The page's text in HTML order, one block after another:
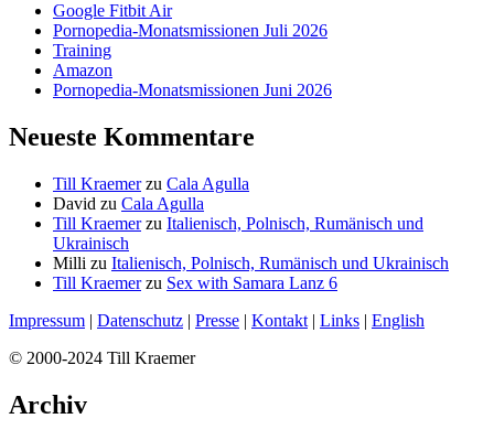
Google Fitbit Air
Pornopedia-Monatsmissionen Juli 2026
Training
Amazon
Pornopedia-Monatsmissionen Juni 2026
Neueste Kommentare
Till Kraemerzu Cala Agulla
David zu Cala Agulla
Till Kraemerzu Italienisch, Polnisch, Rumänisch und
Ukrainisch
Milli zu Italienisch, Polnisch, Rumänisch und Ukrainisch
Till Kraemerzu Sex with Samara Lanz 6
Impressum | Datenschutz | Presse | Kontakt | Links | English
© 2000-2024 Till Kraemer
Archiv